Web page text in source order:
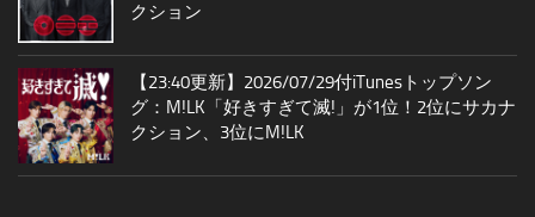
クション
【23:40更新】2026/07/29付iTunesトップソン
グ：M!LK「好きすぎて滅!」が1位！2位にサカナ
クション、3位にM!LK